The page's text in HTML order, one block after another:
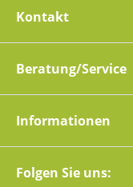
Kontakt
Beratung/Service
Informationen
Folgen Sie uns: